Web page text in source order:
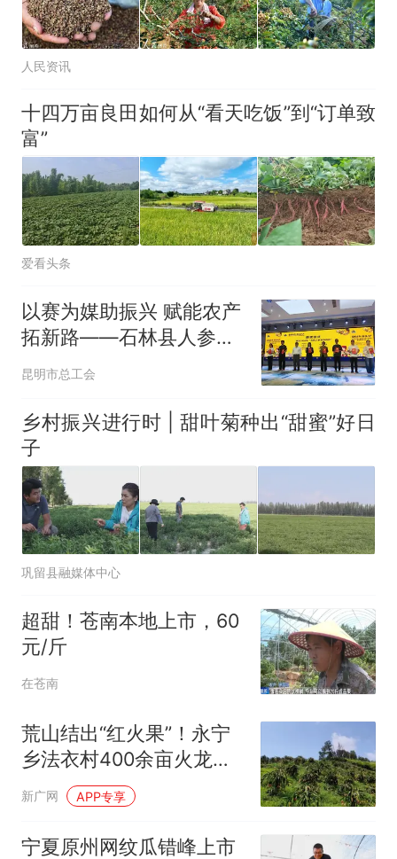
人民资讯
十四万亩良田如何从“看天吃饭”到“订单致
富”
爱看头条
以赛为媒助振兴 赋能农产
拓新路——石林县人参果
短视频创作大赛圆满落幕
昆明市总工会
乡村振兴进行时 | 甜叶菊种出“甜蜜”好日
子
巩留县融媒体中心
超甜！苍南本地上市，60
元/斤
在苍南
荒山结出“红火果”！永宁
乡法衣村400余亩火龙果
丰产，特色产业铺就富民
新广网 APP专享
宁夏原州网纹瓜错峰上市